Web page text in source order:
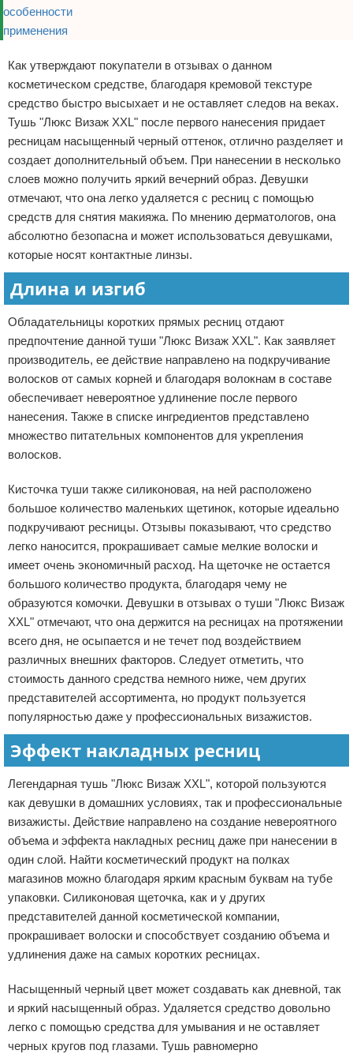
Как утверждают покупатели в отзывах о данном
косметическом средстве, благодаря кремовой текстуре
средство быстро высыхает и не оставляет следов на веках.
Тушь "Люкс Визаж XXL" после первого нанесения придает
ресницам насыщенный черный оттенок, отлично разделяет и
создает дополнительный объем. При нанесении в несколько
слоев можно получить яркий вечерний образ. Девушки
отмечают, что она легко удаляется с ресниц с помощью
средств для снятия макияжа. По мнению дерматологов, она
абсолютно безопасна и может использоваться девушками,
которые носят контактные линзы.
Длина и изгиб
Обладательницы коротких прямых ресниц отдают
предпочтение данной туши "Люкс Визаж XXL". Как заявляет
производитель, ее действие направлено на подкручивание
волосков от самых корней и благодаря волокнам в составе
обеспечивает невероятное удлинение после первого
нанесения. Также в списке ингредиентов представлено
множество питательных компонентов для укрепления
волосков.
Кисточка туши также силиконовая, на ней расположено
большое количество маленьких щетинок, которые идеально
подкручивают ресницы. Отзывы показывают, что средство
легко наносится, прокрашивает самые мелкие волоски и
имеет очень экономичный расход. На щеточке не остается
большого количество продукта, благодаря чему не
образуются комочки. Девушки в отзывах о туши "Люкс Визаж
XXL" отмечают, что она держится на ресницах на протяжении
всего дня, не осыпается и не течет под воздействием
различных внешних факторов. Следует отметить, что
стоимость данного средства немного ниже, чем других
представителей ассортимента, но продукт пользуется
популярностью даже у профессиональных визажистов.
Эффект накладных ресниц
Легендарная тушь "Люкс Визаж XXL", которой пользуются
как девушки в домашних условиях, так и профессиональные
визажисты. Действие направлено на создание невероятного
объема и эффекта накладных ресниц даже при нанесении в
один слой. Найти косметический продукт на полках
магазинов можно благодаря ярким красным буквам на тубе
упаковки. Силиконовая щеточка, как и у других
представителей данной косметической компании,
прокрашивает волоски и способствует созданию объема и
удлинения даже на самых коротких ресницах.
Насыщенный черный цвет может создавать как дневной, так
и яркий насыщенный образ. Удаляется средство довольно
легко с помощью средства для умывания и не оставляет
черных кругов под глазами. Тушь равномерно